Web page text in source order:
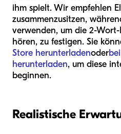
ihm spielt. Wir empfehlen
zusammenzusitzen,
verwenden, um die 2-
hören, zu festigen. Sie
Store herunterladenoder
herunterladen, um diese
beginnen.
Realistische